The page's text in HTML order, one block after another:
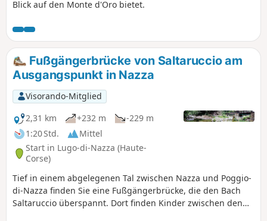
Blick auf den Monte d'Oro bietet.
Fußgängerbrücke von Saltaruccio am
Ausgangspunkt in Nazza
Visorando-Mitglied
2,31 km
+232 m
-229 m
1:20 Std.
Mittel
Start in Lugo-di-Nazza (Haute-
Corse)
Tief in einem abgelegenen Tal zwischen Nazza und Poggio-
di-Nazza finden Sie eine Fußgängerbrücke, die den Bach
Saltaruccio überspannt. Dort finden Kinder zwischen den